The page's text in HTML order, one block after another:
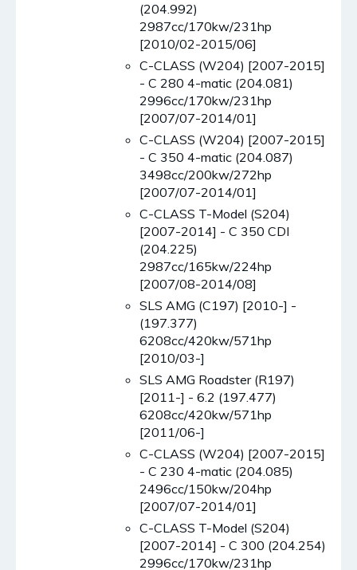
(204.992)
2987cc/170kw/231hp
[2010/02-2015/06]
C-CLASS (W204) [2007-2015]
- C 280 4-matic (204.081)
2996cc/170kw/231hp
[2007/07-2014/01]
C-CLASS (W204) [2007-2015]
- C 350 4-matic (204.087)
3498cc/200kw/272hp
[2007/07-2014/01]
C-CLASS T-Model (S204)
[2007-2014] - C 350 CDI
(204.225)
2987cc/165kw/224hp
[2007/08-2014/08]
SLS AMG (C197) [2010-] -
(197.377)
6208cc/420kw/571hp
[2010/03-]
SLS AMG Roadster (R197)
[2011-] - 6.2 (197.477)
6208cc/420kw/571hp
[2011/06-]
C-CLASS (W204) [2007-2015]
- C 230 4-matic (204.085)
2496cc/150kw/204hp
[2007/07-2014/01]
C-CLASS T-Model (S204)
[2007-2014] - C 300 (204.254)
2996cc/170kw/231hp